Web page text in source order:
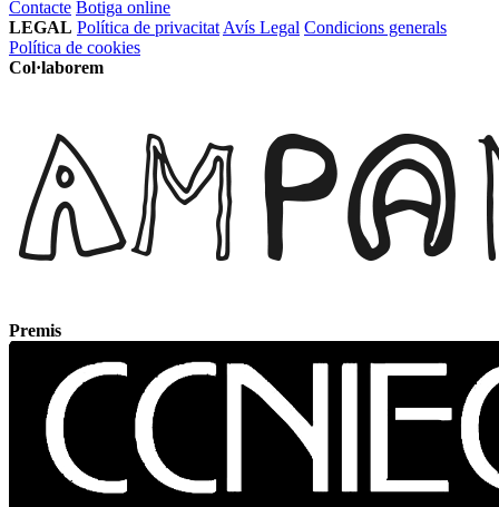
Contacte Botiga online
LEGAL Política de privacitat Avís Legal Condicions generals
Política de cookies
Col·laborem
Premis